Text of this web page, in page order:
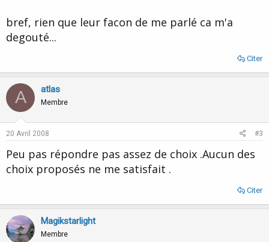
bref, rien que leur facon de me parlé ca m'a
degouté...
Citer
A atlas
Membre
20 Avril 2008 #3
Peu pas répondre pas assez de choix .Aucun des
choix proposés ne me satisfait .
Citer
Magikstarlight
Membre